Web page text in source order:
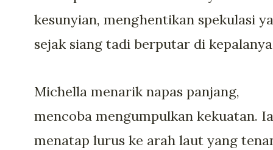
kesunyian, menghentikan spekulasi
sejak siang tadi berputar di
Michella menarik napas panjang,
mencoba mengumpulkan kekuatan. Ia
menatap lurus ke arah laut yang